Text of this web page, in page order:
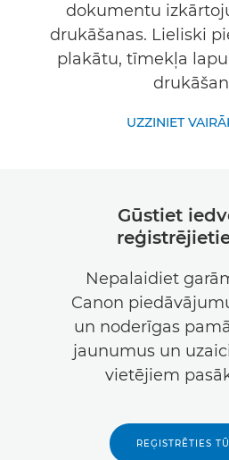
dokumentu
drukāšanas. Lieliski
plakātu, tīmekļa
UZZINIET
Gūstiet
Nepalaidiet
Canon
un noderīgas
jaunumus un
vietējiem
REĢISTRĒTIES